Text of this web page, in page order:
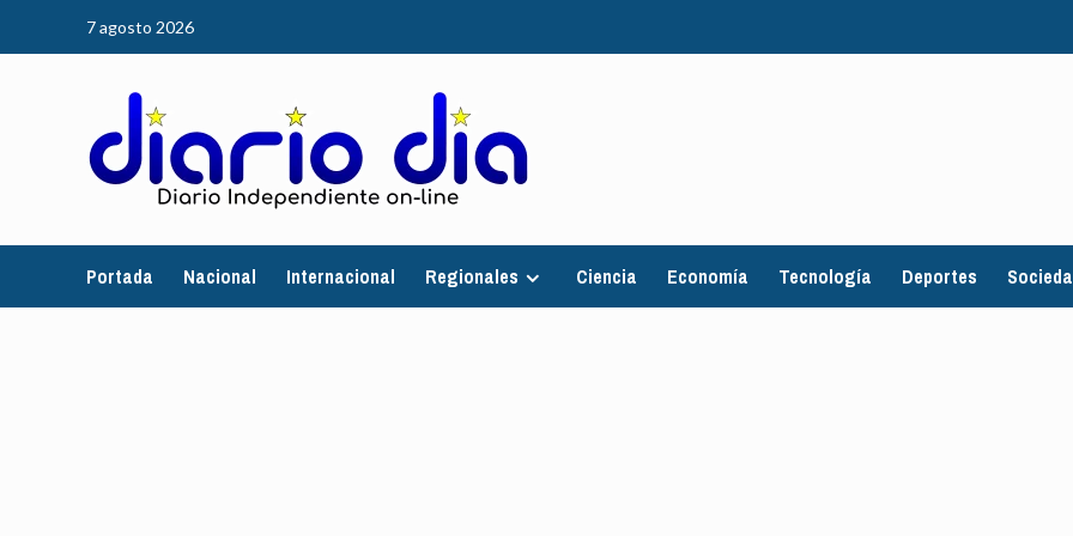
7 agosto 2026
Portada Nacional Internacional Regionales Ciencia Economía Tecnología Deportes